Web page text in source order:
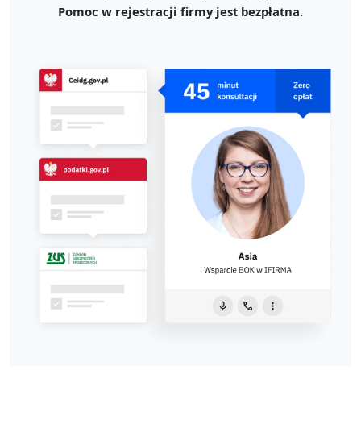
Pomoc w rejestracji firmy jest bezpłatna.